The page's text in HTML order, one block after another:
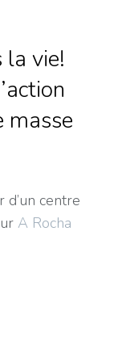
la vie!
masse
d’un centre
A Rocha